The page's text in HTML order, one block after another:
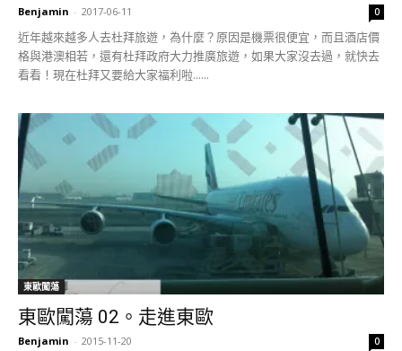
Benjamin - 2017-06-11 0
近年越來越多人去杜拜旅遊，為什麼？原因是機票很便宜，而且酒店價
格與港澳相若，還有杜拜政府大力推廣旅遊，如果大家沒去過，就快去
看看！現在杜拜又要給大家福利啦......
東歐闖蕩
東歐闖蕩 02。走進東歐
Benjamin - 2015-11-20 0